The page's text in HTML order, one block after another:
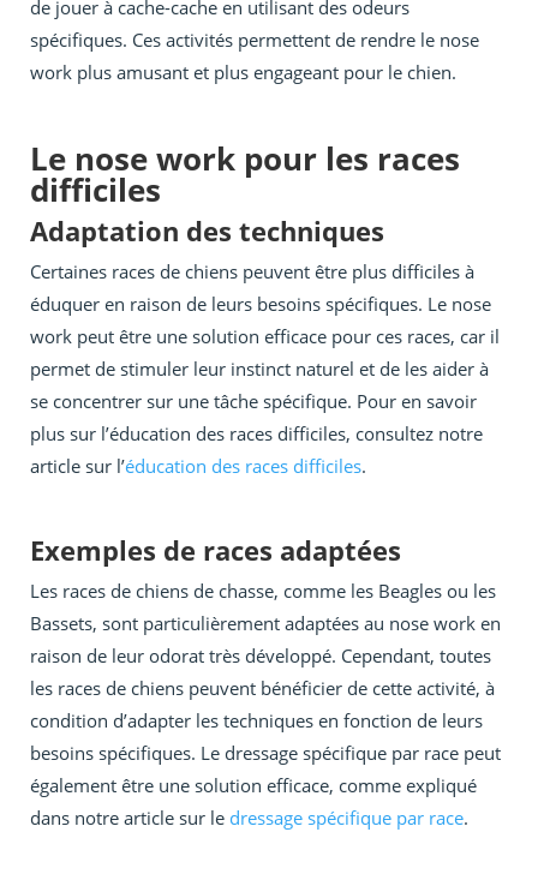
de jouer à cache-cache en utilisant des odeurs
spécifiques. Ces activités permettent de rendre le nose
work plus amusant et plus engageant pour le chien.
Le nose work pour les races
difficiles
Adaptation des techniques
Certaines races de chiens peuvent être plus difficiles à
éduquer en raison de leurs besoins spécifiques. Le nose
work peut être une solution efficace pour ces races, car il
permet de stimuler leur instinct naturel et de les aider à
se concentrer sur une tâche spécifique. Pour en savoir
plus sur l’éducation des races difficiles, consultez notre
article sur l’éducation des races difficiles.
Exemples de races adaptées
Les races de chiens de chasse, comme les Beagles ou les
Bassets, sont particulièrement adaptées au nose work en
raison de leur odorat très développé. Cependant, toutes
les races de chiens peuvent bénéficier de cette activité, à
condition d’adapter les techniques en fonction de leurs
besoins spécifiques. Le dressage spécifique par race peut
également être une solution efficace, comme expliqué
dans notre article sur le dressage spécifique par race.